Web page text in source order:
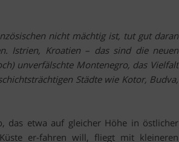
nicht mächtig ist, tut gut daran
Istrien, Kroatien – das sind die neuen
unverfälschte Montenegro, das Vielfalt
Städte wie Kotor, Budva,
das etwa auf gleicher Höhe in östlicher
er-fahren will, fliegt mit kleineren